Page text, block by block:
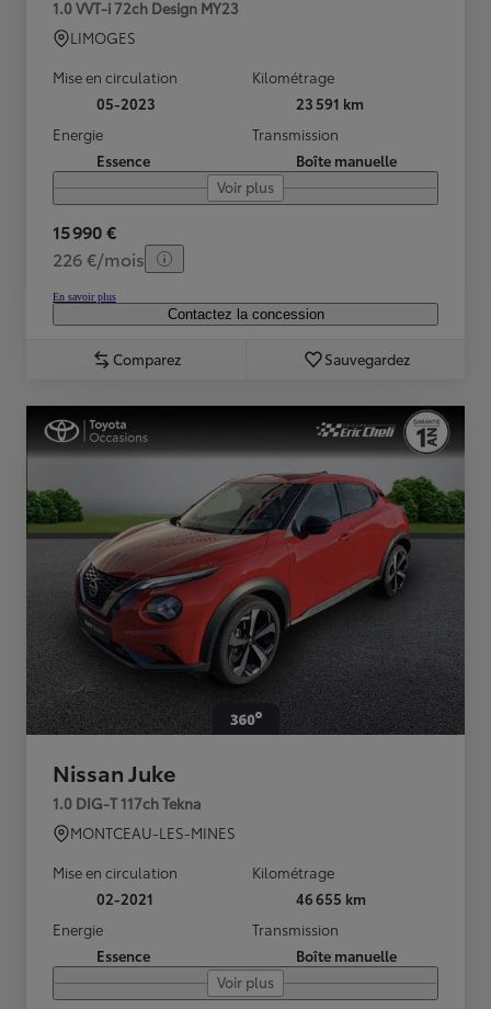
1.0 VVT-i 72ch Design MY23
LIMOGES
Mise en circulation
05-2023
Kilométrage
23 591 km
Energie
Essence
Transmission
Boîte manuelle
Voir plus
15 990 €
226 €/mois
En savoir plus
Contactez la concession
Comparez Sauvegardez
Nissan Juke
1.0 DIG-T 117ch Tekna
MONTCEAU-LES-MINES
Mise en circulation
02-2021
Kilométrage
46 655 km
Energie
Essence
Transmission
Boîte manuelle
Voir plus